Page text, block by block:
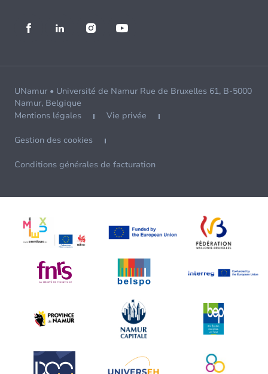
UNamur • Université de Namur Rue de Bruxelles 61, B-5000
Namur, Belgique
Mentions légales
Vie privée
Gestion des cookies
Conditions générales de facturation